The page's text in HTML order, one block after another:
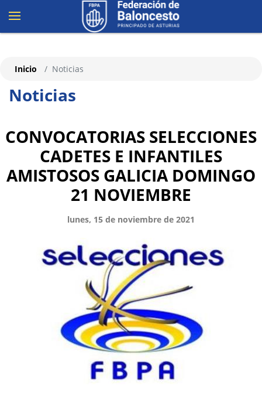
Noticias
Inicio Noticias
CONVOCATORIAS SELECCIONES
CADETES E INFANTILES
AMISTOSOS GALICIA DOMINGO
21 NOVIEMBRE
lunes, 15 de noviembre de 2021